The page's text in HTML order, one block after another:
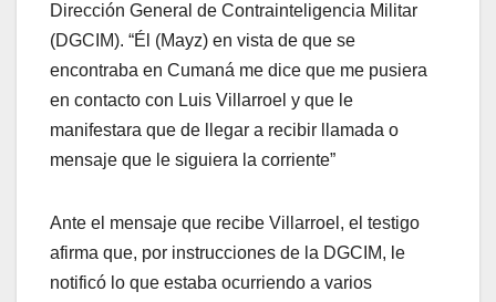
Dirección General de Contrainteligencia Militar
(DGCIM). “Él (Mayz) en vista de que se
encontraba en Cumaná me dice que me pusiera
en contacto con Luis Villarroel y que le
manifestara que de llegar a recibir llamada o
mensaje que le siguiera la corriente”
Ante el mensaje que recibe Villarroel, el testigo
afirma que, por instrucciones de la DGCIM, le
notificó lo que estaba ocurriendo a varios